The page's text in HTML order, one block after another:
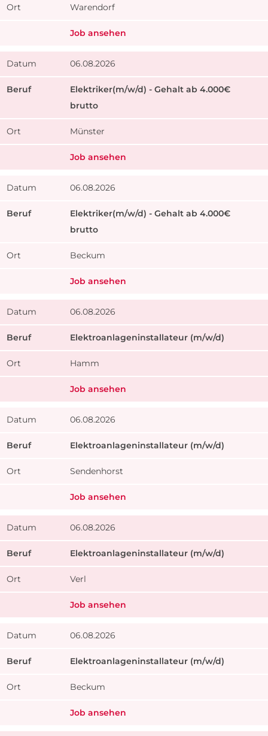
Warendorf
Job ansehen
06.08.2026
Elektriker(m/w/d) - Gehalt ab 4.000€
brutto
Münster
Job ansehen
06.08.2026
Elektriker(m/w/d) - Gehalt ab 4.000€
brutto
Beckum
Job ansehen
06.08.2026
Elektroanlageninstallateur (m/w/d)
Hamm
Job ansehen
06.08.2026
Elektroanlageninstallateur (m/w/d)
Sendenhorst
Job ansehen
06.08.2026
Elektroanlageninstallateur (m/w/d)
Verl
Job ansehen
06.08.2026
Elektroanlageninstallateur (m/w/d)
Beckum
Job ansehen